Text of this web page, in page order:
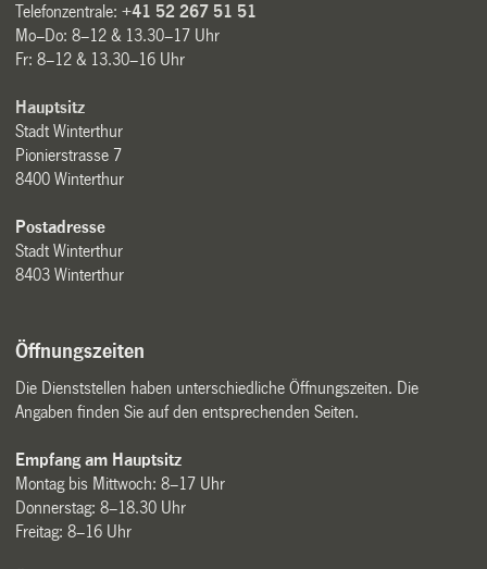
Telefonzentrale:+41 52 267 51 51
Mo–Do: 8–12 & 13.30–17 Uhr
Fr: 8–12 & 13.30–16 Uhr
Hauptsitz
Stadt Winterthur
Pionierstrasse 7
8400 Winterthur
Postadresse
Stadt Winterthur
8403 Winterthur
Öffnungszeiten
Die Dienststellen haben unterschiedliche Öffnungszeiten. Die
Angaben finden Sie auf den entsprechenden Seiten.
Empfang am Hauptsitz
Montag bis Mittwoch: 8–17 Uhr
Donnerstag: 8–18.30 Uhr
Freitag: 8–16 Uhr